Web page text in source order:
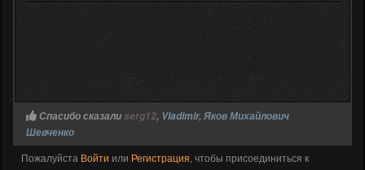
Спасибо сказалиserg12, Vladimir, Яков Михайлович
Шевченко
Пожалуйста Войти или Регистрация, чтобы присоединиться к